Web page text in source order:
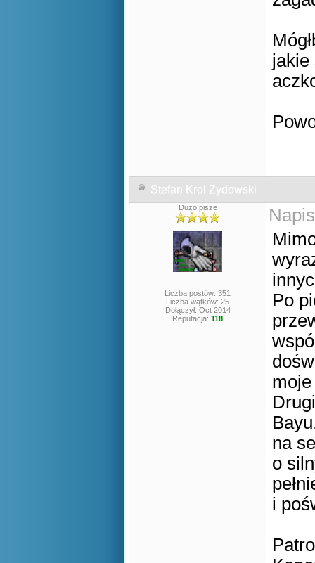
jakie
Stefan Krol Zydowski
Dużo pisze
Liczba postów: 351
Liczba wątków: 25
Dołączył: Oct 2014
Reputacja: 118
Po
na
o
i